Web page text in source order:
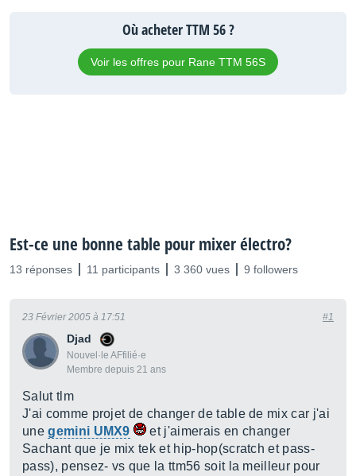
Où acheter TTM 56 ?
Voir les offres pour Rane TTM 56S
Est-ce une bonne table pour mixer électro?
13 réponses 11 participants 3 360 vues 9 followers
Djad
Nouvel·le AFfilié·e
Membre depuis 21 ans
23 Février 2005 à 17:51 #1
Salut tlm
J'ai comme projet de changer de table de mix car j'ai
unegemini UMX9
et j'aimerais en changer
Sachant que je mix tek et hip-hop(scratch et pass-
pass), pensez- vs que la ttm56 soit la meilleur pour